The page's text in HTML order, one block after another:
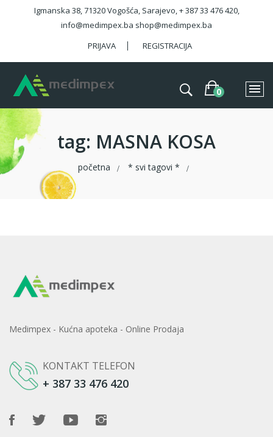
Igmanska 38, 71320 Vogošća, Sarajevo, + 387 33 476 420,
info@medimpex.ba shop@medimpex.ba
PRIJAVA
REGISTRACIJA
tag: MASNA KOSA
početna * svi tagovi *
Medimpex - Kućna apoteka - Online Prodaja
KONTAKT TELEFON
+ 387 33 476 420